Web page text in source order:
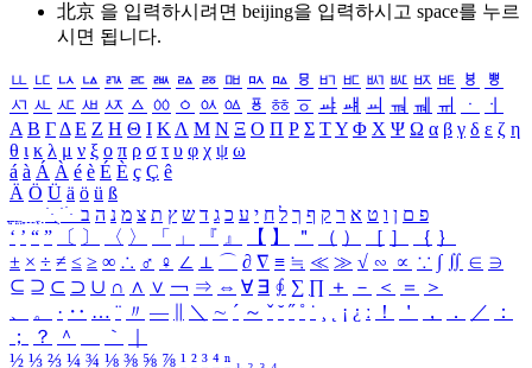
北京 을 입력하시려면 beijing을 입력하시고 space를 누르
시면 됩니다.
ㅥ ㅦ ㅧ ㅨ ㅩ ㅪ ㅫ ㅬ ㅭ ㅮ ㅯ ㅰ ㅱ ㅲ ㅳ ㅴ ㅵ ㅶ ㅷ ㅸ
ㅹ
ㅺ ㅻ ㅼ ㅽ ㅾ ㅿ ㆀ ㆁ ㆂ ㆃ ㆄ ㆅ ㆆ ㆇ ㆈ ㆉ ㆊ ㆋ ㆌ ㆍ
ㆎ
Α Β ΓΔ Ε Ζ Η Θ Ι ΚΛ Μ Ν Ξ Ο Π Ρ Σ ΤΥ Φ Χ Ψ Ω α β γ δ ε ζ η
θ ι κ λ μ ν ξ ο π ρ σ τ υ φ χ ψ ω
á à Á À é è É È ç Ç ê
Ä Ö Ü ä ö ü ß
ִֶֹ ֻּ ׁׂ פ ם ן ו ט א ר ק ף ך ל ח י ע כ ג ד ש ץ ת צ מ נ ה ב
‘ ’ “ ” 〔 〕 〈 〉 「 」 『 』 【 】 ＂ （ ） ［ ］ ｛ ｝
± × ÷ ≠ ≤ ≥ ∞ ∴ ♂ ♀ ∠ ⊥ ⌒ ∂ ∇ ≡ ≒ ≪ ≫ √ ∽ ∝ ∵ ∫ ∬ ∈ ∋
⊆ ⊇ ⊂ ⊃ ∪ ∩ ∧ ∨ ￢ ⇒ ⇔ ∀ ∃ ∮ ∑ ∏ ＋ － ＜ ＝
＞
、
。 · ‥ … ¨ 〃 ― ＼ ∼ ´ ～ ˇ ˘ ˝ ˚ ˙ ¸ ¡ ¿ ː ！ ＇ ， ． ／
：
；
？ ＾ ｀
½ ⅓ ⅔ ¼ ¾ ⅛ ⅜ ⅝ ⅞ ¹ ² ³ ⁴ ⁿ ₁ ₂ ₃ ₄